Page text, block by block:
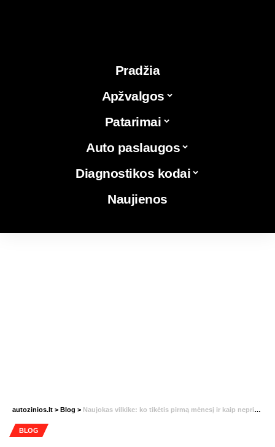
Pradžia
Apžvalgos
Patarimai
Auto paslaugos
Diagnostikos kodai
Naujienos
autozinios.lt > Blog > Naujokas vilkike: ko tikėtis pirmą mėnesį ir kaip neprisidaryti problemų
BLOG